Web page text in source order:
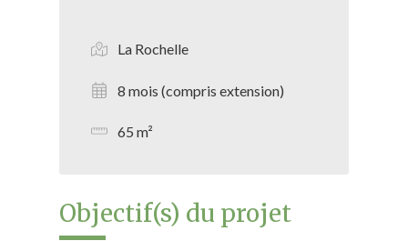
La Rochelle
8 mois (compris extension)
65 m²
Objectif(s) du projet